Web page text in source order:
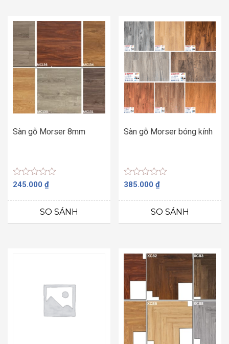
Sàn gỗ Morser 8mm
Được
hạng
sao
245.000 ₫
SO SÁNH
Sàn gỗ Morser bóng kính
Được
hạng
sao
385.000₫
SO SÁNH